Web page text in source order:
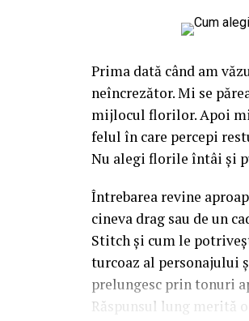
Prima dată când am
neîncrezător. Mi se
mijlocul florilor. Apoi
felul în care percepi
Nu alegi florile întâi și
Întrebarea revine
cineva drag sau de un
Stitch și cum le
turcoaz al personajului
prelungesc prin tonuri
Răspunsul lung merită